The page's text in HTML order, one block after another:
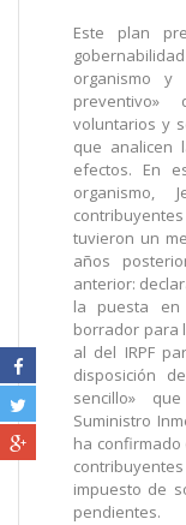
Este plan
organismo
preventivo»
voluntarios y
que analicen
efectos. En
organismo,
tuvieron un
años
anterior:
la puesta
borrador para
al del IRPF
disposición
sencillo»
Suministro
ha
impuesto de
pendientes.